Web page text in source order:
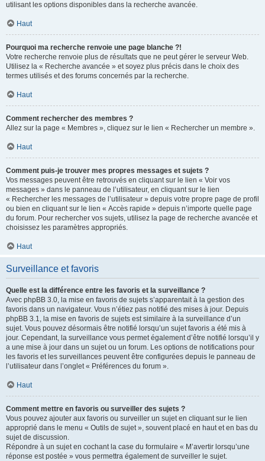
utilisant les options disponibles dans la recherche avancée.
Haut
Pourquoi ma recherche renvoie une page blanche ?!
Votre recherche renvoie plus de résultats que ne peut gérer le serveur Web.
Utilisez la « Recherche avancée » et soyez plus précis dans le choix des
termes utilisés et des forums concernés par la recherche.
Haut
Comment rechercher des membres ?
Allez sur la page « Membres », cliquez sur le lien « Rechercher un membre ».
Haut
Comment puis-je trouver mes propres messages et sujets ?
Vos messages peuvent être retrouvés en cliquant sur le lien « Voir vos
messages » dans le panneau de l’utilisateur, en cliquant sur le lien
« Rechercher les messages de l’utilisateur » depuis votre propre page de profil
ou bien en cliquant sur le lien « Accès rapide » depuis n’importe quelle page
du forum. Pour rechercher vos sujets, utilisez la page de recherche avancée et
choisissez les paramètres appropriés.
Haut
Surveillance et favoris
Quelle est la différence entre les favoris et la surveillance ?
Avec phpBB 3.0, la mise en favoris de sujets s’apparentait à la gestion des
favoris dans un navigateur. Vous n’étiez pas notifié des mises à jour. Depuis
phpBB 3.1, la mise en favoris de sujets est similaire à la surveillance d’un
sujet. Vous pouvez désormais être notifié lorsqu’un sujet favoris a été mis à
jour. Cependant, la surveillance vous permet également d’être notifié lorsqu’il y
a une mise à jour dans un sujet ou un forum. Les options de notifications pour
les favoris et les surveillances peuvent être configurées depuis le panneau de
l’utilisateur dans l’onglet « Préférences du forum ».
Haut
Comment mettre en favoris ou surveiller des sujets ?
Vous pouvez ajouter aux favoris ou surveiller un sujet en cliquant sur le lien
approprié dans le menu « Outils de sujet », souvent placé en haut et en bas du
sujet de discussion.
Répondre à un sujet en cochant la case du formulaire « M’avertir lorsqu’une
réponse est postée » vous permettra également de surveiller le sujet.